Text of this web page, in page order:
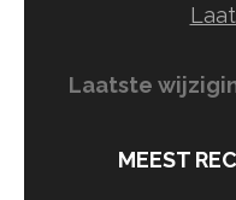
Laatste
MEEST